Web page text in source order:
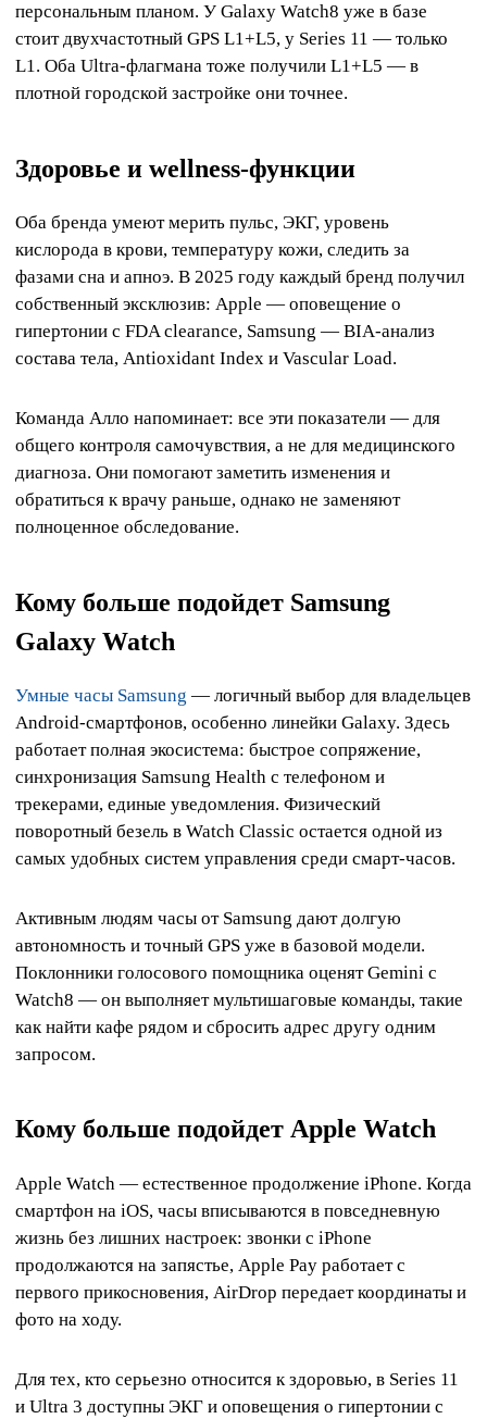
персональным планом. У Galaxy Watch8 уже в базе
стоит двухчастотный GPS L1+L5, у Series 11 — только
L1. Оба Ultra-флагмана тоже получили L1+L5 — в
плотной городской застройке они точнее.
Здоровье и wellness-функции
Оба бренда умеют мерить пульс, ЭКГ, уровень
кислорода в крови, температуру кожи, следить за
фазами сна и апноэ. В 2025 году каждый бренд получил
собственный эксклюзив: Apple — оповещение о
гипертонии с FDA clearance, Samsung — BIA-анализ
состава тела, Antioxidant Index и Vascular Load.
Команда Алло напоминает: все эти показатели — для
общего контроля самочувствия, а не для медицинского
диагноза. Они помогают заметить изменения и
обратиться к врачу раньше, однако не заменяют
полноценное обследование.
Кому больше подойдет Samsung
Galaxy Watch
Умные часы Samsung — логичный выбор для владельцев
Android-смартфонов, особенно линейки Galaxy. Здесь
работает полная экосистема: быстрое сопряжение,
синхронизация Samsung Health с телефоном и
трекерами, единые уведомления. Физический
поворотный безель в Watch Classic остается одной из
самых удобных систем управления среди смарт-часов.
Активным людям часы от Samsung дают долгую
автономность и точный GPS уже в базовой модели.
Поклонники голосового помощника оценят Gemini с
Watch8 — он выполняет мультишаговые команды, такие
как найти кафе рядом и сбросить адрес другу одним
запросом.
Кому больше подойдет Apple Watch
Apple Watch — естественное продолжение iPhone. Когда
смартфон на iOS, часы вписываются в повседневную
жизнь без лишних настроек: звонки с iPhone
продолжаются на запястье, Apple Pay работает с
первого прикосновения, AirDrop передает координаты и
фото на ходу.
Для тех, кто серьезно относится к здоровью, в Series 11
и Ultra 3 доступны ЭКГ и оповещения о гипертонии с